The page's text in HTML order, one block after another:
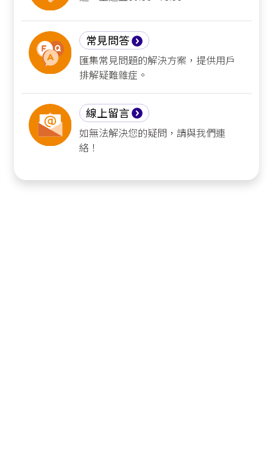
常見問答
匯集常見問題的解決方案，提供用戶
排解疑難雜症。
線上留言
如無法解決您的疑問，請與我們連
絡！